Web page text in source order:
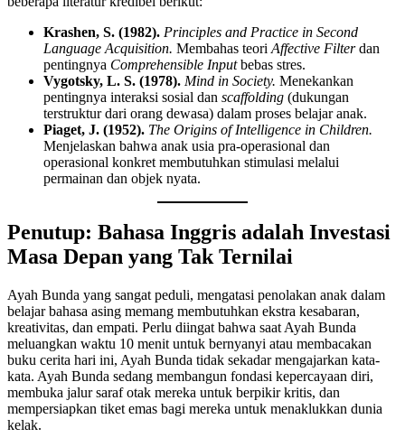
Krashen, S. (1982). Principles and Practice in Second
Language Acquisition. Membahas teori Affective Filterdan
pentingnya Comprehensible Inputbebas stres.
Vygotsky, L. S. (1978). Mind in Society. Menekankan
pentingnya interaksi sosial dan scaffolding (dukungan
terstruktur dari orang dewasa) dalam proses belajar anak.
Piaget, J. (1952). The Origins of Intelligence in Children.
Menjelaskan bahwa anak usia pra-operasional dan
operasional konkret membutuhkan stimulasi melalui
permainan dan objek nyata.
Penutup: Bahasa Inggris adalah Investasi
Masa Depan yang Tak Ternilai
Ayah Bunda yang sangat peduli, mengatasi penolakan anak dalam
belajar bahasa asing memang membutuhkan ekstra kesabaran,
kreativitas, dan empati. Perlu diingat bahwa saat Ayah Bunda
meluangkan waktu 10 menit untuk bernyanyi atau membacakan
buku cerita hari ini, Ayah Bunda tidak sekadar mengajarkan kata-
kata. Ayah Bunda sedang membangun fondasi kepercayaan diri,
membuka jalur saraf otak mereka untuk berpikir kritis, dan
mempersiapkan tiket emas bagi mereka untuk menaklukkan dunia
kelak.